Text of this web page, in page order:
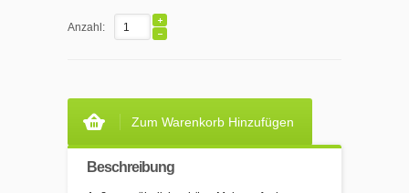
Anzahl:
Zum Warenkorb Hinzufügen
Beschreibung